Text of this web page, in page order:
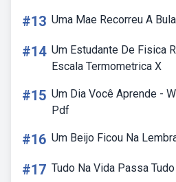
#13 Uma Mae Recorreu A Bula
#14 Um Estudante De Fisica
Escala Termometrica X
#15 Um Dia Você Aprende -
Pdf
#16 Um Beijo Ficou Na
#17 Tudo Na Vida Passa